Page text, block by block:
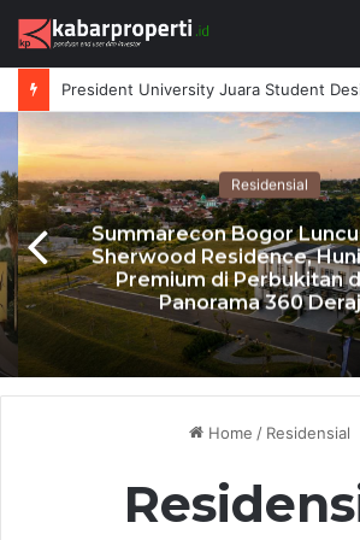
Residensial
Summarecon Bogor
Sherwood Residence,
Premium di Perbukitan
Panorama 360
Home / Residensial